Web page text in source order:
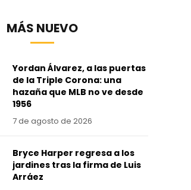
MÁS NUEVO
Yordan Álvarez, a las puertas
de la Triple Corona: una
hazaña que MLB no ve desde
1956
7 de agosto de 2026
Bryce Harper regresa a los
jardines tras la firma de Luis
Arráez